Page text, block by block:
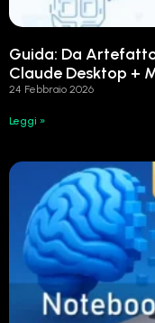
Guida: Da
Claude Desktop +
24 Febbraio 2026
Leggi »